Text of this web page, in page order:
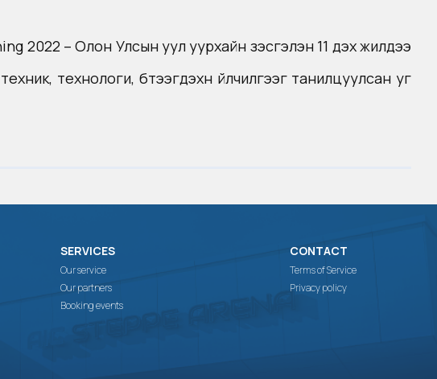
2022 – Олон Улсын уул уурхайн үзэсгэлэн 11 дэх жилдээ
технологи, бүтээгдэхүүн үйлчилгээг танилцуулсан уг
SERVICES
Our service
Our partners
Booking events
CONTACT
Terms of Service
Privacy policy